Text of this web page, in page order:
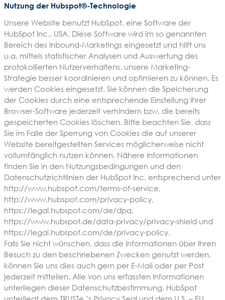
Nutzung der Hubspot®-Technologie
Unsere Website benutzt HubSpot, eine Software der
HubSpot Inc., USA. Diese Software wird im so genannten
Bereich des Inbound-Marketings eingesetzt und hilft uns
u.a. mittels statistischer Analysen und Auswertung des
protokollierten Nutzerverhaltens, unsere Marketing-
Strategie besser koordinieren und optimieren zu können. Es
werden Cookies eingesetzt. Sie können die Speicherung
der Cookies durch eine entsprechende Einstellung Ihrer
Browser-Software jederzeit verhindern bzw. die bereits
gespeicherten Cookies löschen. Bitte beachten Sie, dass
Sie im Falle der Sperrung von Cookies die auf unserer
Website bereitgestellten Services möglicherweise nicht
vollumfänglich nutzen können. Nähere Informationen
finden Sie in den Nutzungsbedingungen und den
Datenschutzrichtlinien der HubSpot Inc. entsprechend unter
http://www.hubspot.com/terms-of-service,
http://www.hubspot.com/privacy-policy,
https://legal.hubspot.com/de/dpa,
https://www.hubspot.de/data-privacy/privacy-shield und
https://legal.hubspot.com/de/privacy-policy.
Falls Sie nicht wünschen, dass die Informationen über Ihren
Besuch zu den beschriebenen Zwecken genutzt werden,
können Sie uns dies auch gern per E-Mail oder per Post
jederzeit mitteilen. Alle von uns erfassten Informationen
unterliegen dieser Datenschutzbestimmung. HubSpot